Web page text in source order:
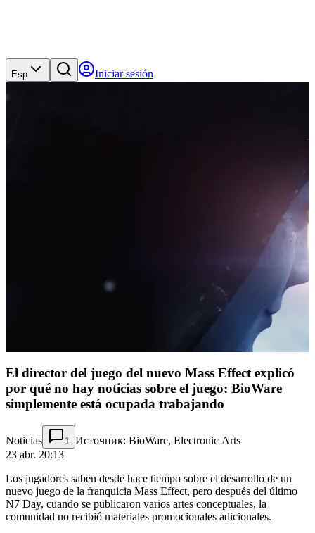
Esp Iniciar sesión
El director del juego del nuevo Mass Effect explicó
por qué no hay noticias sobre el juego: BioWare
simplemente está ocupada trabajando
Noticias 1
Источник: BioWare, Electronic Arts
23 abr. 20:13
Los jugadores saben desde hace tiempo sobre el desarrollo de un
nuevo juego de la franquicia Mass Effect, pero después del último
N7 Day, cuando se publicaron varios artes conceptuales, la
comunidad no recibió materiales promocionales adicionales.